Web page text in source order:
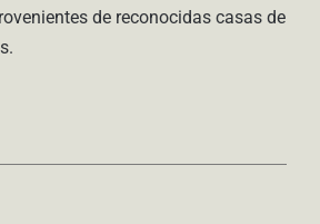
de reconocidas casas de